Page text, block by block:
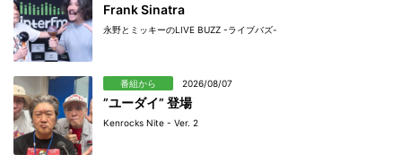
Frank Sinatra
永野とミッキーのLIVE BUZZ -ライブバズ-
番組から 2026/08/07
”ユーダイ” 登場
Kenrocks Nite - Ver. 2